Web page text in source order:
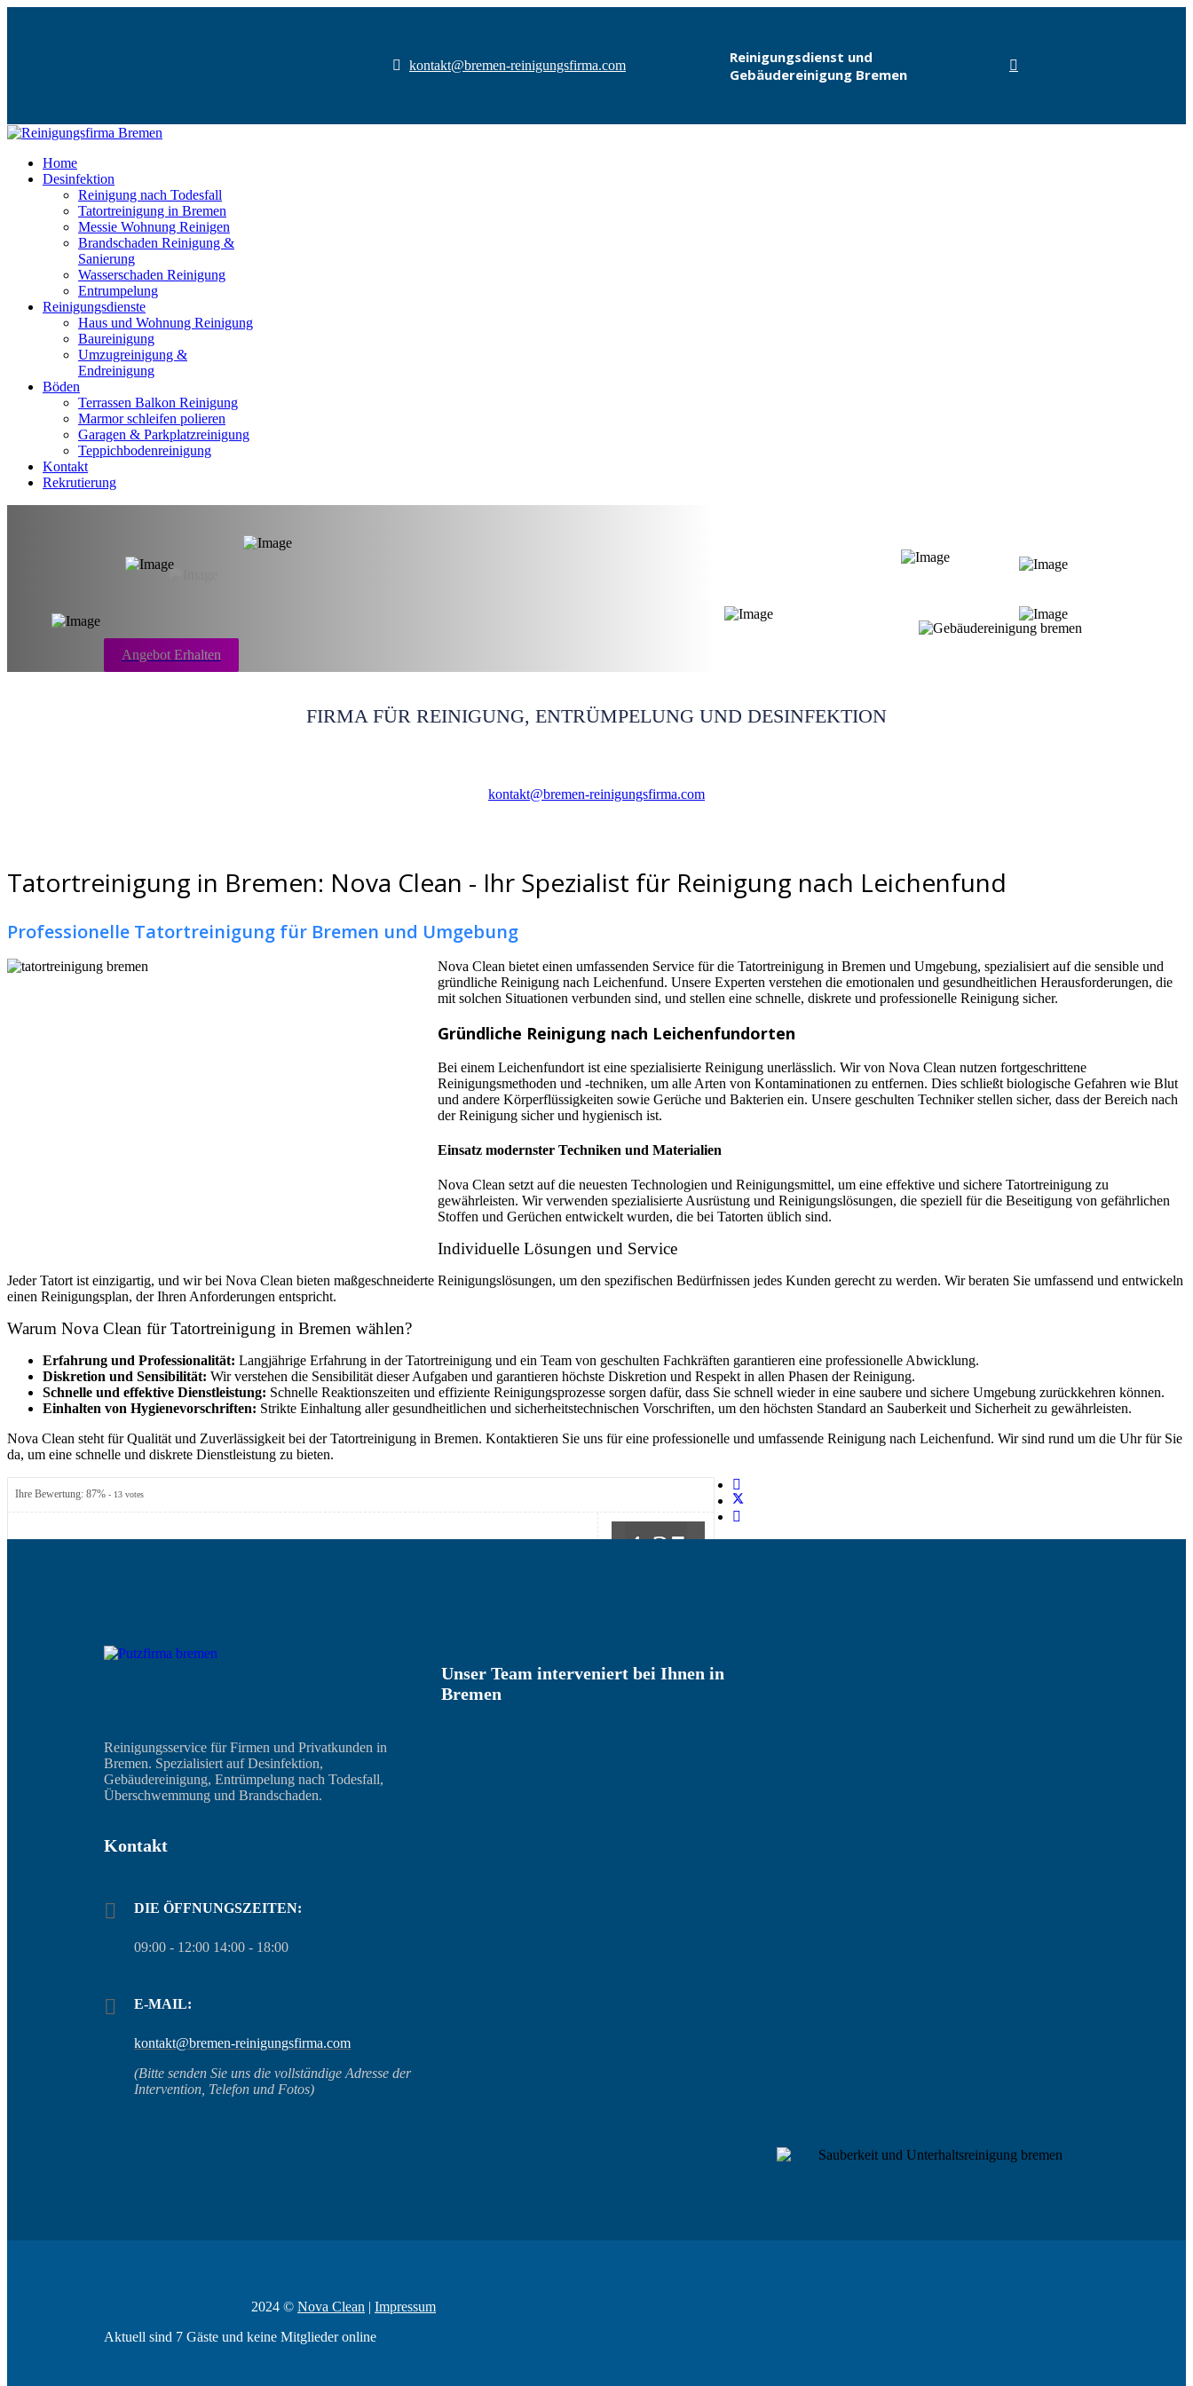
kontakt@bremen-reinigungsfirma.com
Reinigungsdienst und
Gebäudereinigung Bremen
Home
Desinfektion
Reinigung nach Todesfall
Tatortreinigung in Bremen
Messie Wohnung Reinigen
Brandschaden Reinigung &
Sanierung
Wasserschaden Reinigung
Entrumpelung
Reinigungsdienste
Haus und Wohnung Reinigung
Baureinigung
Umzugreinigung &
Endreinigung
Böden
Terrassen Balkon Reinigung
Marmor schleifen polieren
Garagen & Parkplatzreinigung
Teppichbodenreinigung
Kontakt
Rekrutierung
Tatortreinigung Bremen
Angebot Erhalten
FIRMA FÜR REINIGUNG, ENTRÜMPELUNG UND DESINFEKTION
kontakt@bremen-reinigungsfirma.com
Tatortreinigung in Bremen: Nova Clean - Ihr Spezialist für Reinigung nach Leichenfund
Professionelle Tatortreinigung für Bremen und Umgebung
Nova Clean bietet einen umfassenden Service für die Tatortreinigung in Bremen und Umgebung, spezialisiert auf die sensible und
gründliche Reinigung nach Leichenfund. Unsere Experten verstehen die emotionalen und gesundheitlichen Herausforderungen, die
mit solchen Situationen verbunden sind, und stellen eine schnelle, diskrete und professionelle Reinigung sicher.
Gründliche Reinigung nach Leichenfundorten
Bei einem Leichenfundort ist eine spezialisierte Reinigung unerlässlich. Wir von Nova Clean nutzen fortgeschrittene
Reinigungsmethoden und -techniken, um alle Arten von Kontaminationen zu entfernen. Dies schließt biologische Gefahren wie Blut
und andere Körperflüssigkeiten sowie Gerüche und Bakterien ein. Unsere geschulten Techniker stellen sicher, dass der Bereich nach
der Reinigung sicher und hygienisch ist.
Einsatz modernster Techniken und Materialien
Nova Clean setzt auf die neuesten Technologien und Reinigungsmittel, um eine effektive und sichere Tatortreinigung zu
gewährleisten. Wir verwenden spezialisierte Ausrüstung und Reinigungslösungen, die speziell für die Beseitigung von gefährlichen
Stoffen und Gerüchen entwickelt wurden, die bei Tatorten üblich sind.
Individuelle Lösungen und Service
Jeder Tatort ist einzigartig, und wir bei Nova Clean bieten maßgeschneiderte Reinigungslösungen, um den spezifischen Bedürfnissen jedes Kunden gerecht zu werden. Wir beraten Sie umfassend und entwickeln
einen Reinigungsplan, der Ihren Anforderungen entspricht.
Warum Nova Clean für Tatortreinigung in Bremen wählen?
Erfahrung und Professionalität: Langjährige Erfahrung in der Tatortreinigung und ein Team von geschulten Fachkräften garantieren eine professionelle Abwicklung.
Diskretion und Sensibilität: Wir verstehen die Sensibilität dieser Aufgaben und garantieren höchste Diskretion und Respekt in allen Phasen der Reinigung.
Schnelle und effektive Dienstleistung: Schnelle Reaktionszeiten und effiziente Reinigungsprozesse sorgen dafür, dass Sie schnell wieder in eine saubere und sichere Umgebung zurückkehren können.
Einhalten von Hygienevorschriften: Strikte Einhaltung aller gesundheitlichen und sicherheitstechnischen Vorschriften, um den höchsten Standard an Sauberkeit und Sicherheit zu gewährleisten.
Nova Clean steht für Qualität und Zuverlässigkeit bei der Tatortreinigung in Bremen. Kontaktieren Sie uns für eine professionelle und umfassende Reinigung nach Leichenfund. Wir sind rund um die Uhr für Sie
da, um eine schnelle und diskrete Dienstleistung zu bieten.
Ihre Bewertung: 87% - 13 votes
4.35
Reinigungsservice für Firmen und Privatkunden in
Bremen. Spezialisiert auf Desinfektion,
Gebäudereinigung, Entrümpelung nach Todesfall,
Überschwemmung und Brandschaden.
Kontakt
DIE ÖFFNUNGSZEITEN:
09:00 - 12:00 14:00 - 18:00
E-MAIL:
kontakt@bremen-reinigungsfirma.com
(Bitte senden Sie uns die vollständige Adresse der
Intervention, Telefon und Fotos)
Unser Team interveniert bei Ihnen in
Bremen
2024 © Nova Clean | Impressum
Aktuell sind 7 Gäste und keine Mitglieder online